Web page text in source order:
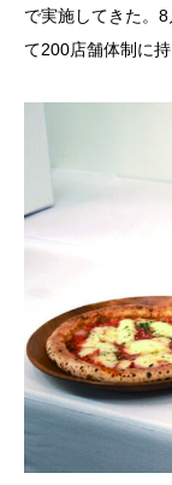
で実施してきた。
て200店舗体制に持